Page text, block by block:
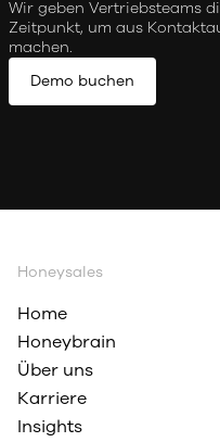
Wir geben Vertriebsteams
Zeitpunkt, um aus
machen.
Demo buchen
Honeysales
Home
Honeybrain
Über uns
Karriere
Insights